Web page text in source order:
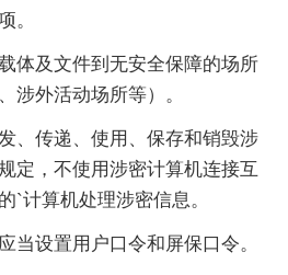
。
及文件到无安全保障的场所
涉外活动场所等）。
传递、使用、保存和销毁涉
定，不使用涉密计算机连接互
`计算机处理涉密信息。
设置用户口令和屏保口令。